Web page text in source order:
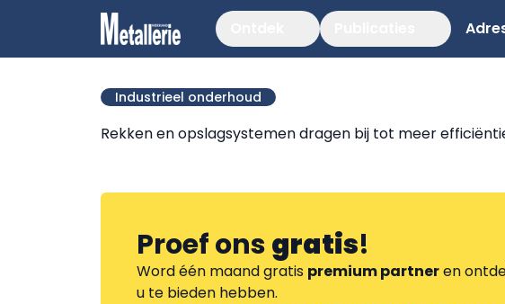
Industrieel onderhoud
Rekken en opslagsystemen dragen bij tot meer
Proef onsgratis!
Word één maand gratis premium partneren
u te bieden hebben.